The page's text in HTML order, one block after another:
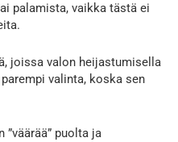
palamista, vaikka tästä ei
joissa valon heijastumisella
valinta, koska sen
puolta ja